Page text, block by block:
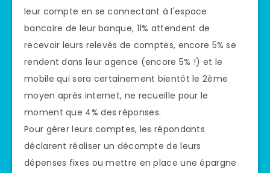
leur compte en se connectant à l'espace
bancaire de leur banque, 11% attendent de
recevoir leurs relevés de comptes, encore 5% se
rendent dans leur agence (encore 5% !) et le
mobile qui sera certainement bientôt le 2ème
moyen après internet, ne recueille pour le
moment que 4% des réponses.
Pour gérer leurs comptes, les répondants
déclarent réaliser un décompte de leurs
dépenses fixes ou mettre en place une épargne